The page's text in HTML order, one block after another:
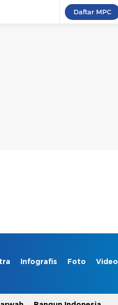
Daftar MPC
Infografis Foto Video